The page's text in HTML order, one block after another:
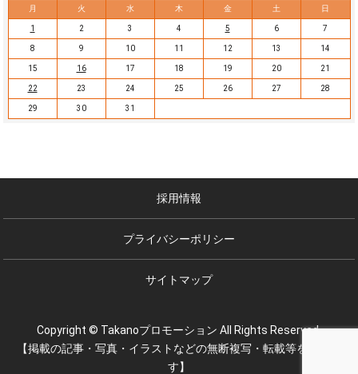
月 火 水 木 金 土 日
1 2 3 4 5 6 7
8 9 10 11 12 13 14
15 16 17 18 19 20 21
22 23 24 25 26 27 28
29 30 31
採用情報
プライバシーポリシー
サイトマップ
Copyright © Takanoプロモーション All Rights Reserved.
【掲載の記事・写真・イラストなどの無断複写・転載等を禁じま
す】